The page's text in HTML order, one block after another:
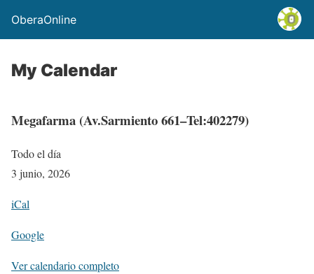
OberaOnline
My Calendar
Megafarma (Av.Sarmiento 661–Tel:402279)
Todo el día
3 junio, 2026
iCal
Google
Ver calendario completo